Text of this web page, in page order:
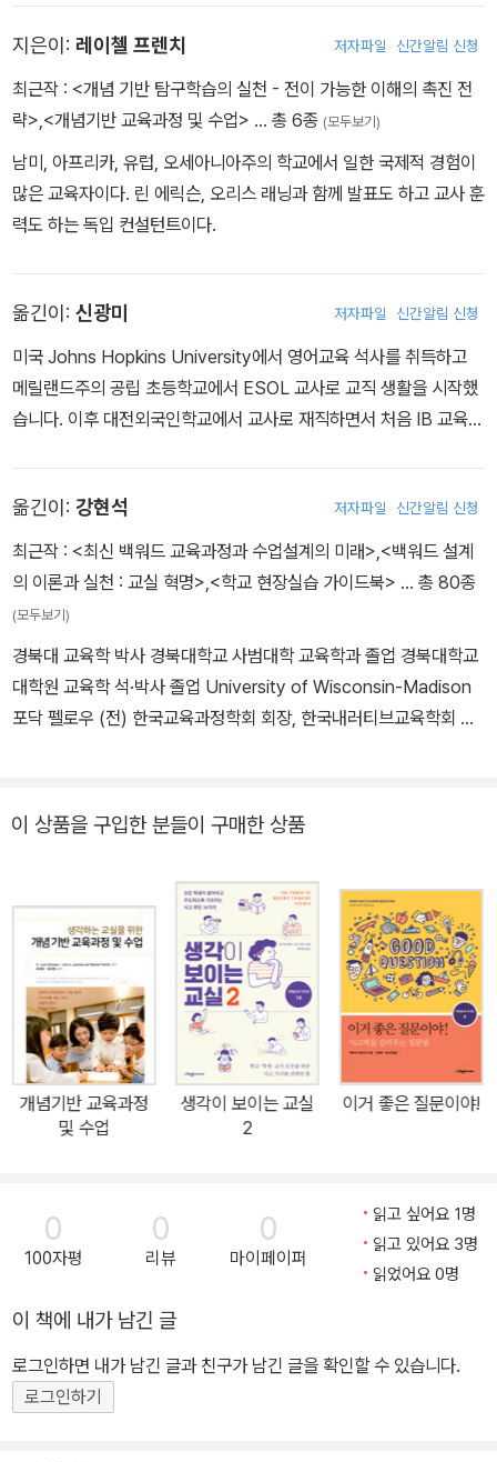
지은이: 레이첼 프렌치 저자파일 신간알림 신청
최근작 : <개념 기반 탐구학습의 실천 - 전이 가능한 이해의 촉진 전
략>,<개념기반 교육과정 및 수업> … 총 6종 (모두보기)
남미, 아프리카, 유럽, 오세아니아주의 학교에서 일한 국제적 경험이
많은 교육자이다. 린 에릭슨, 오리스 래닝과 함께 발표도 하고 교사 훈
력도 하는 독입 컨설턴트이다.
옮긴이: 신광미 저자파일 신간알림 신청
미국 Johns Hopkins University에서 영어교육 석사를 취득하고
메릴랜드주의 공립 초등학교에서 ESOL 교사로 교직 생활을 시작했
습니다. 이후 대전외국인학교에서 교사로 재직하면서 처음 IB 교육을
n Visit Team Leader, Consultant, Workshop Leader 그리고 I
BEN Trainer로 활동하고 있습니다. 또한 한동대학교 교육대학원 IB
EC(International Baccalaureate Educator Certificate) 프로
그램 강사로 IB 교사를 양성하고 있습니다. Harvard Business Sc
취득하고, 부산 남성초등학교의 헤드마스터로 재직하며 교사와 학부
모가 협력하여 학습자의 주도성을 지원하는 학습 공동체를 만들어 가
기 위해 노력하고 있습니다.
옮긴이: 강현석 저자파일 신간알림 신청
최근작 : <최신 백워드 교육과정과 수업설계의 미래>,<백워드 설계
의 이론과 실천 : 교실 혁명>,<학교 현장실습 가이드북> … 총 80종
(모두보기)
경북대 교육학 박사 경북대학교 사범대학 교육학과 졸업 경북대학교
대학원 교육학 석·박사 졸업 University of Wisconsin-Madison
포닥 펠로우 (전) 한국교육과정학회 회장, 한국내러티브교육학회 회
이 상품을 구입한 분들이 구매한 상품
개념기반 교육과정
및 수업
생각이 보이는 교실
2
이거 좋은 질문이야!
0
100자평
0
리뷰
0
마이페이퍼
읽고 싶어요 1명
읽고 있어요 3명
읽었어요 0명
이 책에 내가 남긴 글
로그인하면 내가 남긴 글과 친구가 남긴 글을 확인할 수 있습니다.
로그인하기